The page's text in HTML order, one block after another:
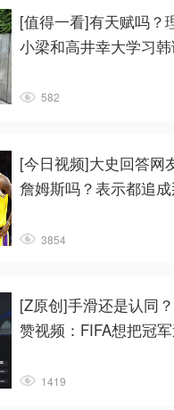
[值得一看]有天赋吗？
小梁和高井幸大学习
582
[今日视频]大史回答网
詹姆斯吗？表示都追
3854
[Z原创]手滑还是认同
赞视频：FIFA想把冠
1419